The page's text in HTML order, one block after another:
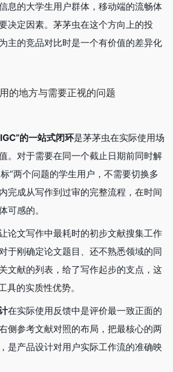
息的大学生用户群体，移动端的流畅体
决定因素。茅茅虫在这个方向上的投
主的竞品对比时是一个有价值的差异化
的地方与需要正视的问题
的一站式闭环是茅茅虫在实际使用场
。对于需要在同一个截止日期前同时解
”两个问题的学生用户，不需要切换多
完成从写作到过审的完整流程，在时间
可感的。
论文写作中最耗时的初步文献搜集工作
于刚确定论文题目、还不熟悉领域的同
文献的列表，给了写作起步的支点，这
具的实质性优势。
在实际使用反馈中是评价最一致正面的
侧参考文献对照的布局，把最核心的两
是产品设计对用户实际工作流的准确映